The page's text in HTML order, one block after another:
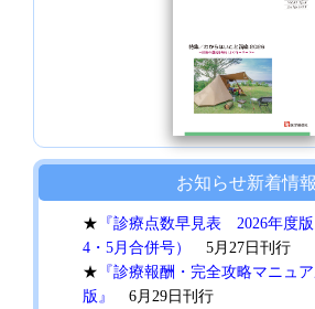
お知らせ新着情報
★ 『診療点数早見表 2026年度
4・5月合併号）
5月27日刊行
★ 『診療報酬・完全攻略マニュ
版』
6月29日刊行